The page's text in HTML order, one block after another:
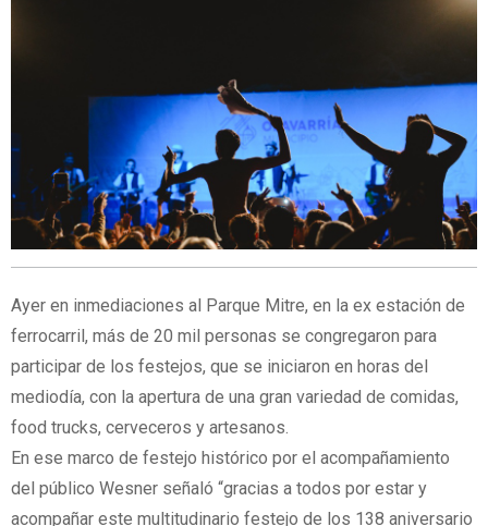
Ayer en inmediaciones al Parque Mitre, en la ex estación de
ferrocarril, más de 20 mil personas se congregaron para
participar de los festejos, que se iniciaron en horas del
mediodía, con la apertura de una gran variedad de comidas,
food trucks, cerveceros y artesanos.
En ese marco de festejo histórico por el acompañamiento
del público Wesner señaló “gracias a todos por estar y
acompañar este multitudinario festejo de los 138 aniversario